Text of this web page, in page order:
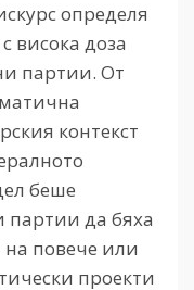
определя
висока доза
партии. От
контекст
беше
партии да бяха
на повече или
проекти